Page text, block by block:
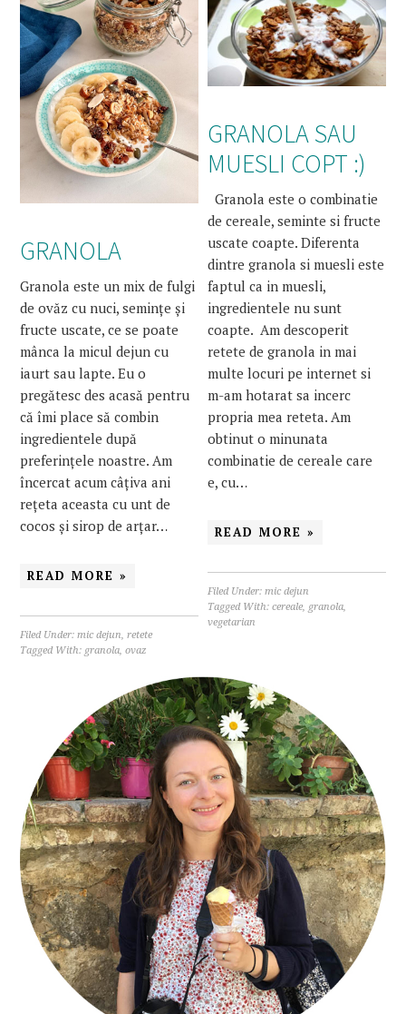
GRANOLA
Granola este un mix de fulgi
de ovăz cu nuci, semințe și
fructe uscate, ce se poate
mânca la micul dejun cu
iaurt sau lapte. Eu o
pregătesc des acasă pentru
că îmi place să combin
ingredientele după
preferințele noastre. Am
încercat acum câțiva ani
rețeta aceasta cu unt de
cocos și sirop de arțar…
READ MORE »
Filed Under:mic dejun,retete
Tagged With: granola,ovaz
GRANOLA SAU
MUESLI COPT :)
Granola este o combinatie
de cereale, seminte si fructe
uscate coapte. Diferenta
dintre granola si muesli este
faptul ca in muesli,
ingredientele nu sunt
coapte. Am descoperit
retete de granola in mai
multe locuri pe internet si
m-am hotarat sa incerc
propria mea reteta. Am
obtinut o minunata
combinatie de cereale care
e, cu…
READ MORE »
Filed Under:mic dejun
Tagged With:cereale, granola,
vegetarian